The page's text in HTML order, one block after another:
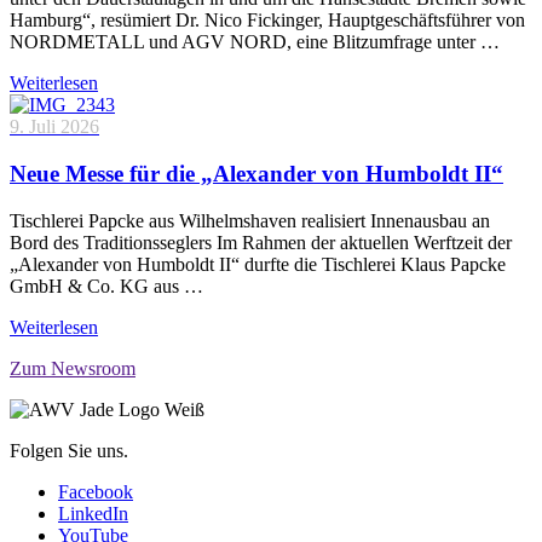
Hamburg“, resümiert Dr. Nico Fickinger, Hauptgeschäftsführer von
NORDMETALL und AGV NORD, eine Blitzumfrage unter …
Weiterlesen
9. Juli 2026
Neue Messe für die „Alexander von Humboldt II“
Tischlerei Papcke aus Wilhelmshaven realisiert Innenausbau an
Bord des Traditionsseglers Im Rahmen der aktuellen Werftzeit der
„Alexander von Humboldt II“ durfte die Tischlerei Klaus Papcke
GmbH & Co. KG aus …
Weiterlesen
Zum Newsroom
Folgen Sie uns.
Facebook
LinkedIn
YouTube